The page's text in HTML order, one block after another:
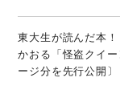
東大生が読んだ本
かおる「怪盗クイ
ージ分を先行公開〕